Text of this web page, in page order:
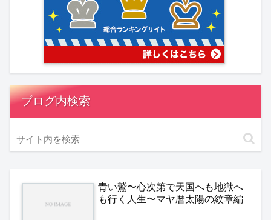
ブログ内検索
青い鷲〜心次第で天国へも地獄へ
も行く人生〜マヤ暦太陽の紋章編